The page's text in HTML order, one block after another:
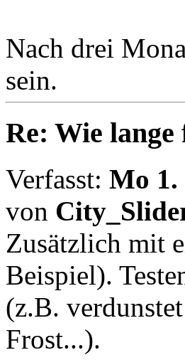
Nach drei
sein.
Re: Wie
Verfasst: Mo 1.
von
Zusätzlich mit
Beispiel).
(z.B.
Frost...).